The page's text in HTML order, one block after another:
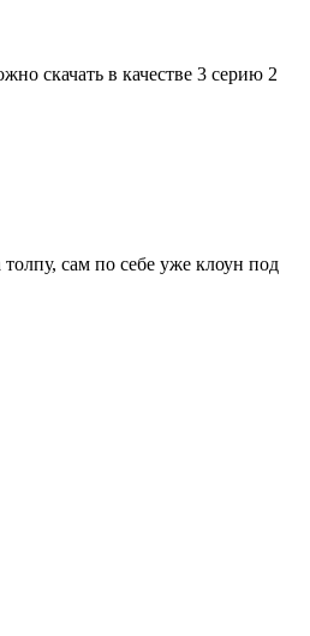
скачать в качестве 3 серию 2
сам по себе уже клоун под